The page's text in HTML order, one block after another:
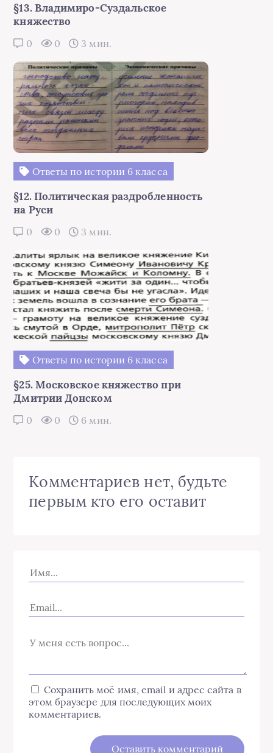
§13. Владимиро-Суздальское
княжество
0 0 3 мин.
Ответы по истории 6 класса
§12. Политическая раздробленность
на Руси
0 0 3 мин.
Ответы по истории 6 класса
§25. Московское княжество при
Дмитрии Донском
0 0 6 мин.
Комментариев нет, будьте
первым кто его оставит
Сохранить моё имя, email и адрес сайта в
этом браузере для последующих моих
комментариев.